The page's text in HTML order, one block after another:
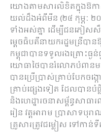
យោង​តាម​សារលិខិត​ក្នុង​ឱកា
យល់​ដឹង​អំពី​មីន (២៤ កុម្ភៈ ២
ទាំងអស់​គ្នា ដើម្បី​ជនភៀ
ម្តេច​ធិ​បតី​នាយក​រដ្ឋ​ម​ន្រី​បាន​
កម្ពុជា​បាន​ទទួល​រង​គ្រោះ​ធ្ងន់
យោធា​ថៃ​បាន​រំលោភ​បំពាន​ម
បាន​ប្រើប្រាស់​គ្រាប់បែក​ចង្ក
គ្រាប់​ផ្សេង​ទៀត ដែល​បាន​បំ
និង​ហេដ្ឋារចនាសម្ព័ន្ធ​សា
រៀន វត្ត​អារាម ប្រាសាទបុ
គ្រួសារ​ត្រូវ​ជម្លៀស ទៅ​កាន់​ទី